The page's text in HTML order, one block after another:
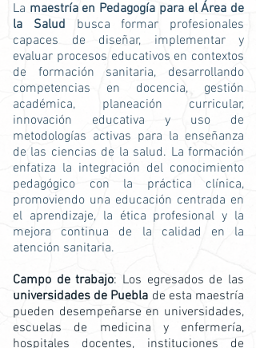
La maestría en Pedagogía para el Área de
la Salud busca formar profesionales
capaces de diseñar, implementar y
evaluar procesos educativos en contextos
de formación sanitaria, desarrollando
competencias en docencia, gestión
académica, planeación curricular,
innovación educativa y uso de
metodologías activas para la enseñanza
de las ciencias de la salud. La formación
enfatiza la integración del conocimiento
pedagógico con la práctica clínica,
promoviendo una educación centrada en
el aprendizaje, la ética profesional y la
mejora continua de la calidad en la
atención sanitaria.
Campo de trabajo: Los egresados de las
universidades de Puebla de esta maestría
pueden desempeñarse en universidades,
escuelas de medicina y enfermería,
hospitales docentes, instituciones de